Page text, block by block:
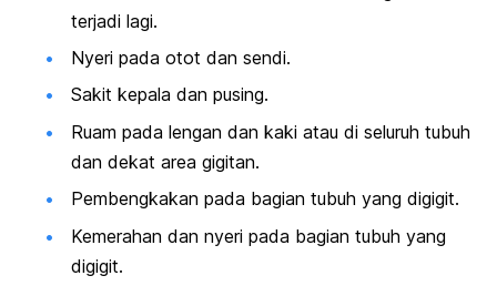
terjadi lagi.
Nyeri pada otot dan sendi.
Sakit kepala dan pusing.
Ruam pada lengan dan kaki atau di seluruh tubuh
dan dekat area gigitan.
Pembengkakan pada bagian tubuh yang digigit.
Kemerahan dan nyeri pada bagian tubuh yang
digigit.